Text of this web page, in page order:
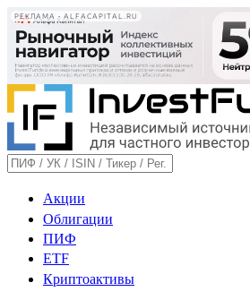
РЕКЛАМА • ALFACAPITAL.RU
Акции
Облигации
ПИФ
ETF
Криптоактивы